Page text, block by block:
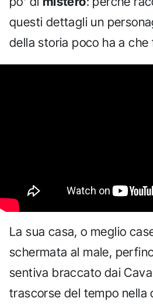
questi dettagli un
della storia poco ha a che
La sua casa, o meglio
schermata al male,
sentiva braccato dai
trascorse del tempo nella